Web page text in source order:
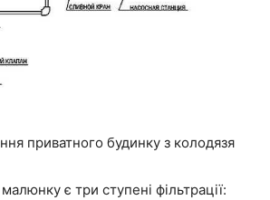
приватного будинку з колодязя
є три ступені фільтрації: